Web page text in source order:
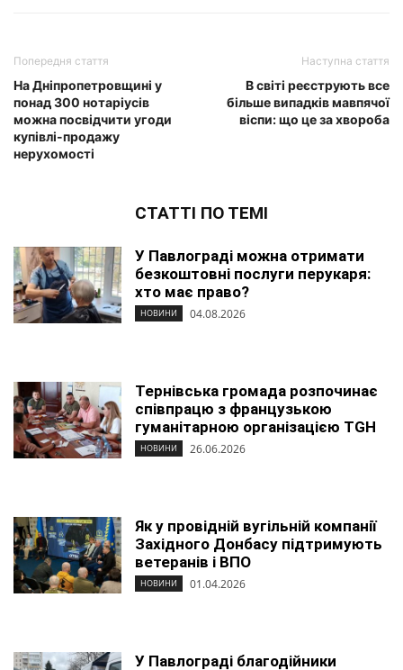
Попередня стаття
На Дніпропетровщині у
понад 300 нотаріусів
можна посвідчити угоди
купівлі-продажу
нерухомості
Наступна стаття
В світі реєструють все
більше випадків мавпячої
віспи: що це за хвороба
СТАТТІ ПО ТЕМІ
У Павлограді можна отримати
безкоштовні послуги перукаря:
хто має право?
НОВИНИ 04.08.2026
Тернівська громада розпочинає
співпрацю з французькою
гуманітарною організацією TGH
НОВИНИ 26.06.2026
Як у провідній вугільній компанії
Західного Донбасу підтримують
ветеранів і ВПО
НОВИНИ 01.04.2026
У Павлограді благодійники